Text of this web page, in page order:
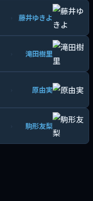
› 藤井ゆきよ
› 滝田樹里
› 原由実
› 駒形友梨